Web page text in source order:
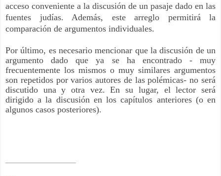
acceso conveniente a la discusión de un pasaje dado en las
fuentes judías. Además, este arreglo permitirá la
comparación de argumentos individuales.
Por último, es necesario mencionar que la discusión de un
argumento dado que ya se ha encontrado - muy
frecuentemente los mismos o muy similares argumentos
son repetidos por varios autores de las polémicas- no será
discutido una y otra vez. En su lugar, el lector será
dirigido a la discusión en los capítulos anteriores (o en
algunos casos posteriores).